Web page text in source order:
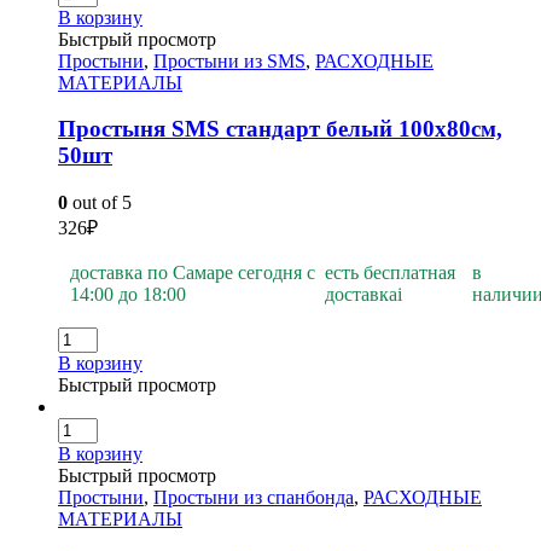
В корзину
Быстрый просмотр
Простыни, Простыни из SMS, РАСХОДНЫЕ
МАТЕРИАЛЫ
Простыня SMS стандарт белый 100х80см,
50шт
0 out of 5
326₽
доставка по Самаре сегодня с
14:00 до 18:00
есть бесплатная
доставкаi
в
В корзину
Быстрый просмотр
В корзину
Быстрый просмотр
Простыни, Простыни из спанбонда, РАСХОДНЫЕ
МАТЕРИАЛЫ